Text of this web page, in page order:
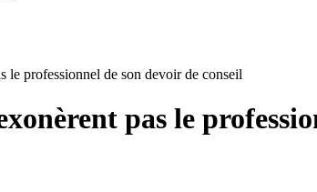
le professionnel de son devoir de conseil
pas le